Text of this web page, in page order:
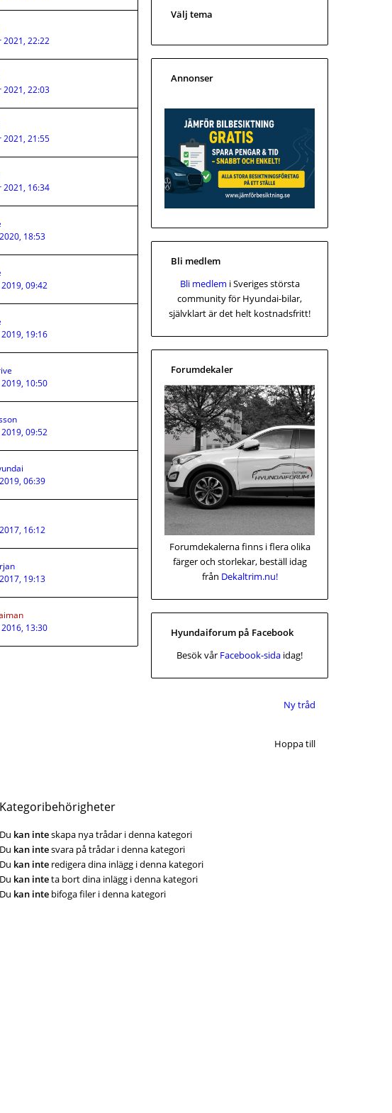
2021, 22:22
2021, 22:03
2021, 21:55
2021, 16:34
18:53
09:42
19:16
10:50
09:52
06:39
16:12
19:13
13:30
Välj tema
Annonser
Bli medlem
Bli medlem i Sveriges största
community för Hyundai-bilar,
självklart är det helt kostnadsfritt!
Forumdekaler
Forumdekalerna finns i flera olika
färger och storlekar, beställ idag
från Dekaltrim.nu!
Hyundaiforum på Facebook
Besök vår Facebook-sida idag!
Ny tråd
Hoppa till
Kategoribehörigheter
Du kan inteskapa nya trådar i denna kategori
Du kan intesvara på trådar i denna kategori
Du kan inte redigera dina inlägg i denna kategori
Du kan inteta bort dina inlägg i denna kategori
Du kan inte bifoga filer i denna kategori